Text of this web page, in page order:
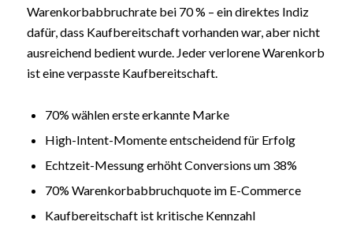
Warenkorbabbruchrate bei 70 % – ein direktes Indiz
dafür, dass Kaufbereitschaft vorhanden war, aber nicht
ausreichend bedient wurde. Jeder verlorene Warenkorb
ist eine verpasste Kaufbereitschaft.
70% wählen erste erkannte Marke
High-Intent-Momente entscheidend für Erfolg
Echtzeit-Messung erhöht Conversions um 38%
70% Warenkorbabbruchquote im E-Commerce
Kaufbereitschaft ist kritische Kennzahl